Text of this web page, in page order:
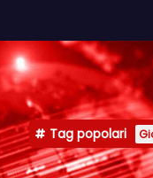
Tag popolari